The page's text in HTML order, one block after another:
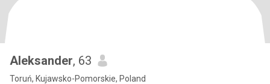
Aleksander, 63
Toruń, Kujawsko-Pomorskie, Poland